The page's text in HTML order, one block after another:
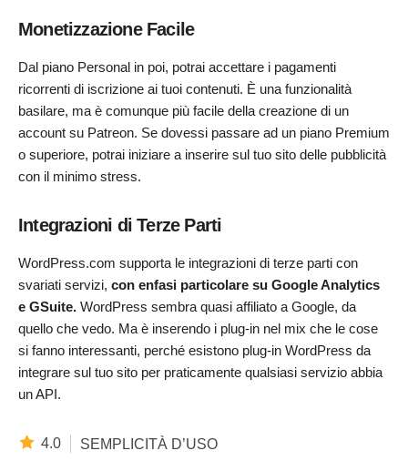
Monetizzazione Facile
Dal piano Personal in poi, potrai accettare i pagamenti
ricorrenti di iscrizione ai tuoi contenuti. È una funzionalità
basilare, ma è comunque più facile della creazione di un
account su Patreon. Se dovessi passare ad un piano Premium
o superiore, potrai iniziare a inserire sul tuo sito delle pubblicità
con il minimo stress.
Integrazioni di Terze Parti
WordPress.com supporta le integrazioni di terze parti con
svariati servizi, con enfasi particolare su Google Analytics
e GSuite. WordPress sembra quasi affiliato a Google, da
quello che vedo. Ma è inserendo i plug-in nel mix che le cose
si fanno interessanti, perché esistono plug-in WordPress da
integrare sul tuo sito per praticamente qualsiasi servizio abbia
un API.
4.0 SEMPLICITÀ D’USO